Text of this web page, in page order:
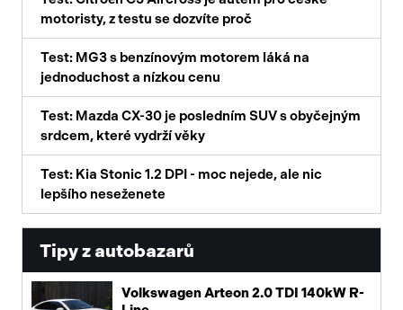
motoristy, z testu se dozvíte proč
Test: MG3 s benzínovým motorem láká na
jednoduchost a nízkou cenu
Test: Mazda CX-30 je posledním SUV s obyčejným
srdcem, které vydrží věky
Test: Kia Stonic 1.2 DPI - moc nejede, ale nic
lepšího neseženete
Tipy z autobazarů
Volkswagen Arteon 2.0 TDI 140kW R-